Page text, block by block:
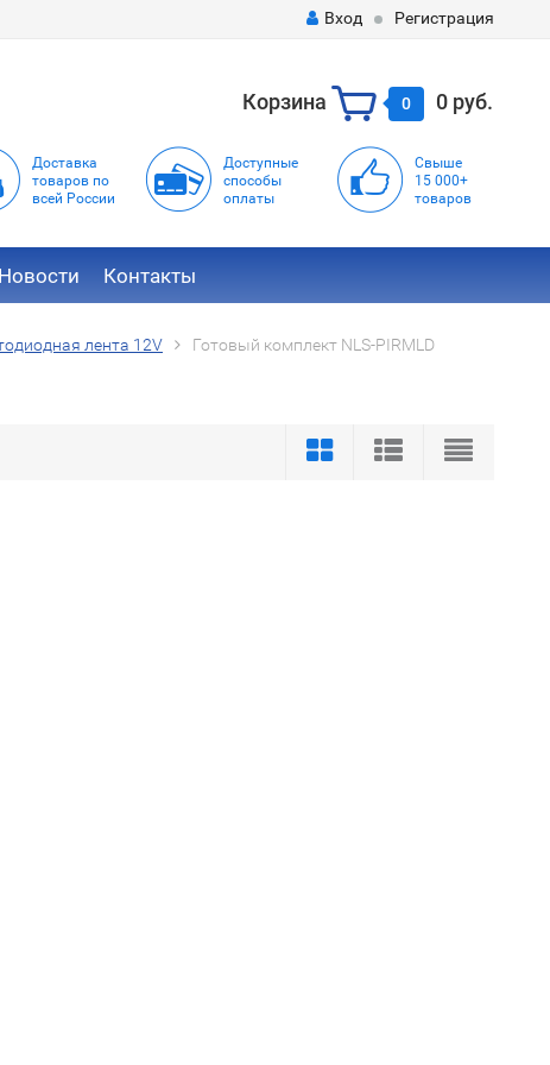
Вход Регистрация
Корзина 0 0 руб.
Доставка
товаров по
всей России
Доступные
способы
оплаты
Свыше
15 000+
товаров
Новости Контакты
лента 12V Готовый комплект NLS-PIRMLD